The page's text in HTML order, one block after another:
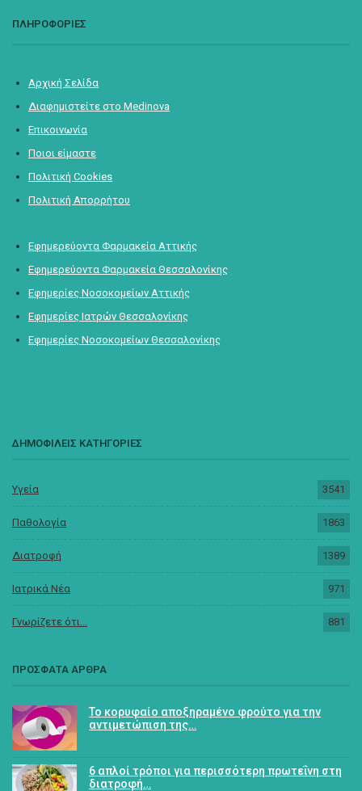
ΠΛΗΡΟΦΟΡΙΕΣ
Αρχική Σελίδα
Διαφημιστείτε στο Medinova
Επικοινωνία
Ποιοι είμαστε
Πολιτική Cookies
Πολιτική Απορρήτου
Εφημερεύοντα Φαρμακεία Αττικής
Εφημερεύοντα Φαρμακεία Θεσσαλονίκης
Εφημερίες Νοσοκομείων Αττικής
Εφημερίες Ιατρών Θεσσαλονίκης
Εφημερίες Νοσοκομείων Θεσσαλονίκης
ΔΗΜΟΦΙΛΕΙΣ ΚΑΤΗΓΟΡΙΕΣ
Υγεία 3541
Παθολογία 1863
Διατροφή 1389
Ιατρικά Νέα 971
Γνωρίζετε ότι... 881
ΠΡΟΣΦΑΤΑ ΑΡΘΡΑ
Το κορυφαίο αποξηραμένο φρούτο για την
αντιμετώπιση της…
6 απλοί τρόποι για περισσότερη πρωτεΐνη στη
διατροφή…